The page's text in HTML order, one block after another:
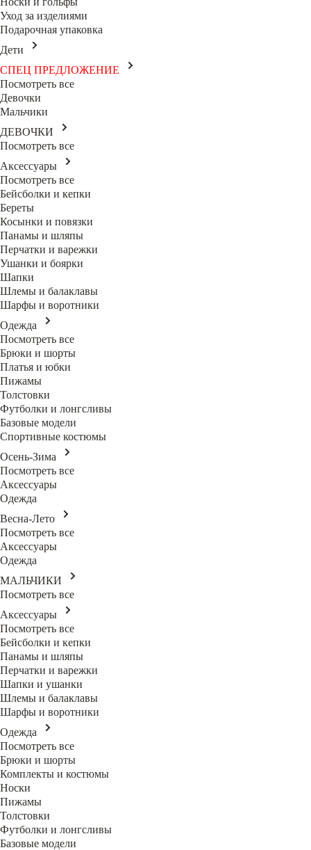
Уход за изделиями
Подарочная упаковка
Дети
СПЕЦ ПРЕДЛОЖЕНИЕ
Посмотреть все
Девочки
Мальчики
ДЕВОЧКИ
Посмотреть все
Аксессуары
Посмотреть все
Бейсболки и кепки
Береты
Косынки и повязки
Панамы и шляпы
Перчатки и варежки
Ушанки и боярки
Шапки
Шлемы и балаклавы
Шарфы и воротники
Одежда
Посмотреть все
Брюки и шорты
Платья и юбки
Пижамы
Толстовки
Футболки и лонгсливы
Базовые модели
Спортивные костюмы
Осень-Зима
Посмотреть все
Аксессуары
Одежда
Весна-Лето
Посмотреть все
Аксессуары
Одежда
МАЛЬЧИКИ
Посмотреть все
Аксессуары
Посмотреть все
Бейсболки и кепки
Панамы и шляпы
Перчатки и варежки
Шапки и ушанки
Шлемы и балаклавы
Шарфы и воротники
Одежда
Посмотреть все
Брюки и шорты
Комплекты и костюмы
Носки
Пижамы
Толстовки
Футболки и лонгсливы
Базовые модели